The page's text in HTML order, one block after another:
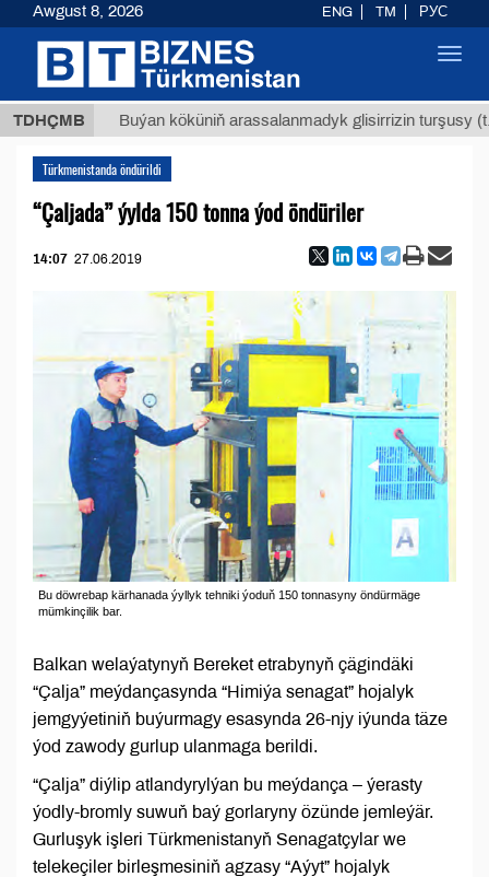
TDHÇMBBuýan köküniň arassalanmadyk glisirrizin turşusy (t.)
Türkmenistanda öndürildi
“Çaljada” ýylda 150 tonna ýod öndüriler
14:07 27.06.2019
Bu döwrebap kärhanada ýyllyk tehniki ýoduň 150 tonnasyny öndürmäge
mümkinçilik bar.
Balkan welaýatynyň Bereket etrabynyň çägindäki
“Çalja” meýdançasynda “Himiýa senagat” hojalyk
jemgyýetiniň buýurmagy esasynda 26-njy iýunda täze
ýod zawody gurlup ulanmaga berildi.
“Çalja” diýlip atlandyrylýan bu meýdança – ýerasty
ýodly-bromly suwuň baý gorlaryny özünde jemleýär.
Gurluşyk işleri Türkmenistanyň Senagatçylar we
telekeçiler birleşmesiniň agzasy “Aýyt” hojalyk
Awgust 8, 2026 ENG TM РУС